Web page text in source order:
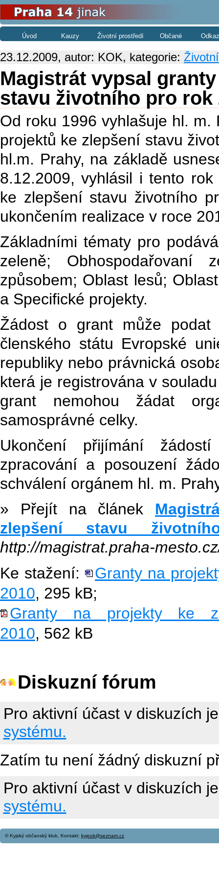
Úvod Kauzy Životní prostředí Občané
23.12.2009, autor: KOK, kategorie:
Magistrát vypsal
stavu životního pro rok
Od roku 1996 vyhlašuje hl.
projektů ke zlepšení stavu
hl.m. Prahy, na základě
8.12.2009, vyhlásil i tento
ke zlepšení stavu životního
ukončením realizace v roce
Základními tématy pro
zeleně; Obhospodařovaní
způsobem; Oblast lesů;
a Specifické projekty.
Žádost o grant může podat
členského státu Evropské
republiky nebo právnická
která je registrována v
grant nemohou žádat
samosprávné celky.
Ukončení přijímání
zpracování a posouzení
schválení orgánem hl. m.
» Přejít na článek
zlepšení stavu
http://magistrat.praha-
Ke stažení:
Granty na
2010, 295 kB;
Granty na projekty ke
2010, 562 kB
Diskuzní fórum
Pro aktivní účast v diskuzích
systému.
Zatím tu není žádný diskuzní
Pro aktivní účast v diskuzích
systému.
© Kyjský občanský klub, Kontakt: kyjeok@seznam.cz